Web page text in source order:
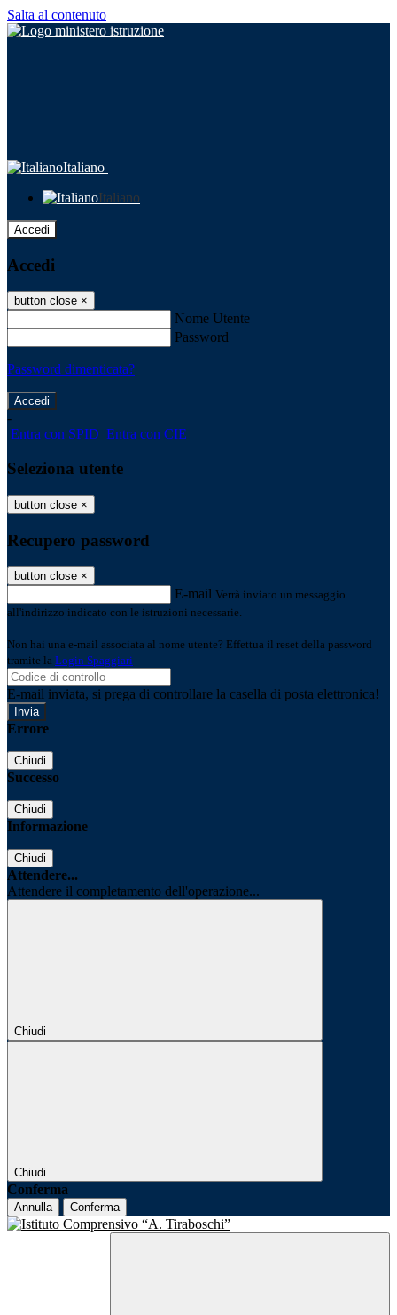
Salta al contenuto
Italiano
Italiano
Accedi
Accedi
button close ×
Nome Utente
Password
Password dimenticata?
-
Entra con SPID Entra con CIE
Seleziona utente
button close ×
Recupero password
button close ×
E-mail Verrà inviato un messaggio
all'indirizzo indicato con le istruzioni necessarie.
Non hai una e-mail associata al nome utente? Effettua il reset della password
tramite la Login Spaggiari
E-mail inviata, si prega di controllare la casella di posta elettronica!
Errore
Chiudi
Successo
Chiudi
Informazione
Chiudi
Attendere...
Attendere il completamento dell'operazione...
Chiudi
Chiudi
Conferma
Annulla Conferma